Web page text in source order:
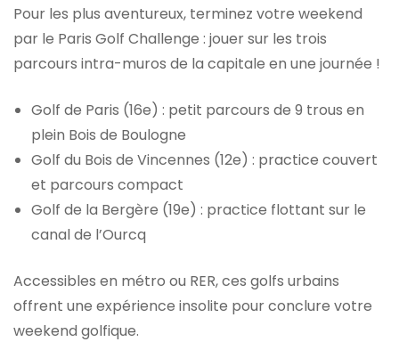
Pour les plus aventureux, terminez votre weekend
par le Paris Golf Challenge : jouer sur les trois
parcours intra-muros de la capitale en une journée !
Golf de Paris (16e) : petit parcours de 9 trous en
plein Bois de Boulogne
Golf du Bois de Vincennes (12e) : practice couvert
et parcours compact
Golf de la Bergère (19e) : practice flottant sur le
canal de l’Ourcq
Accessibles en métro ou RER, ces golfs urbains
offrent une expérience insolite pour conclure votre
weekend golfique.